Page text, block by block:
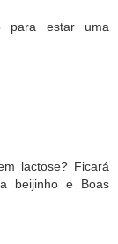
para estar uma
lactose? Ficará
beijinho e Boas